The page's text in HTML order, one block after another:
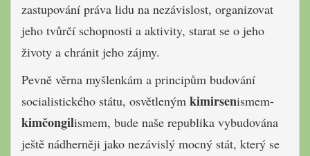
zastupování práva lidu na nezávislost, organizovat
jeho tvůrčí schopnosti a aktivity, starat se o jeho
životy a chránit jeho zájmy.
Pevně věrna myšlenkám a principům budování
socialistického státu, osvětleným kimirsenismem-
kimčongilismem, bude naše republika vybudována
ještě nádherněji jako nezávislý mocný stát, který se